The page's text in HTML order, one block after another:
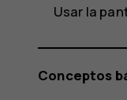
Usar la
Conceptos